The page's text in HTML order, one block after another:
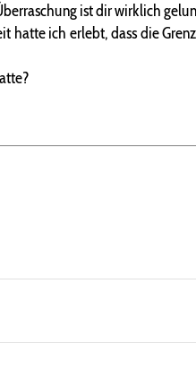
ist dir wirklich
hatte ich erlebt, dass die